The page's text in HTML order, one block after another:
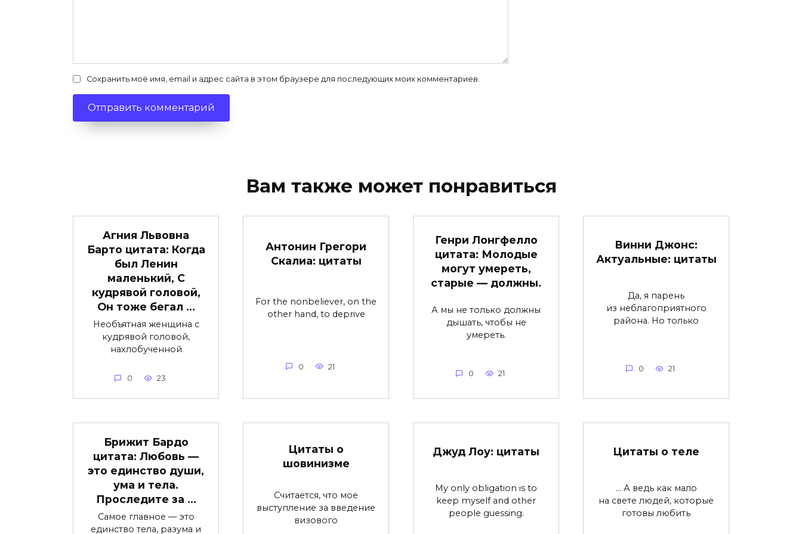
Сохранить моё имя, email и адрес сайта в этом браузере для последующих моих комментариев.
Вам также может понравиться
Агния Львовна
Барто цитата: Когда
был Ленин
маленький, С
кудрявой головой,
Он тоже бегал …
Необъятная женщина с
кудрявой головой,
нахлобученной
0 23
Антонин Грегори
Скалиа: цитаты
For the nonbeliever, on the
other hand, to deprive
0 21
Генри Лонгфелло
цитата: Молодые
могут умереть,
старые — должны.
А мы не только должны
дышать, чтобы не
умереть.
0 21
Винни Джонс:
Актуальные: цитаты
Да, я парень
из неблагоприятного
района. Но только
0 21
Брижит Бардо
цитата: Любовь —
это единство души,
ума и тела.
Проследите за …
Самое главное — это
единство тела, разума и
Цитаты о
шовинизме
Считается, что мое
выступление за введение
визового
Джуд Лоу: цитаты
My only obligation is to
keep myself and other
people guessing.
Цитаты о теле
… А ведь как мало
на свете людей, которые
готовы любить